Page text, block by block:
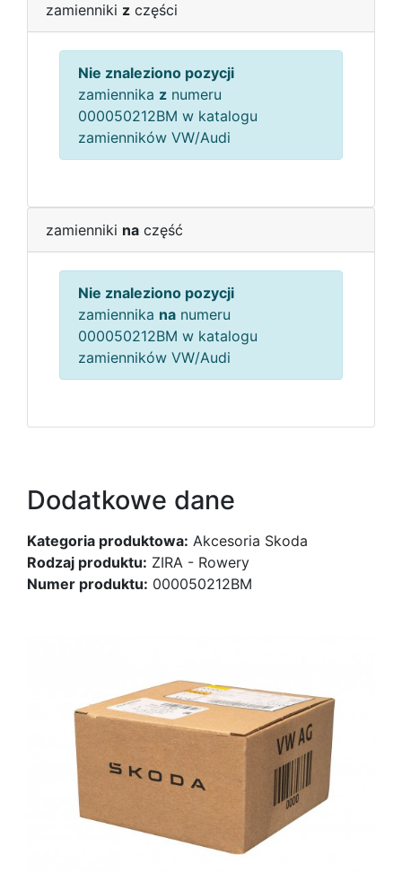
zamienniki z części
Nie znaleziono pozycji
zamiennika z numeru
000050212BM w katalogu
zamienników VW/Audi
zamienniki na część
Nie znaleziono pozycji
zamiennika na numeru
000050212BM w katalogu
zamienników VW/Audi
Dodatkowe dane
Kategoria produktowa: Akcesoria Skoda
Rodzaj produktu: ZIRA - Rowery
Numer produktu: 000050212BM